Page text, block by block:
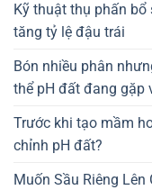
Kỹ thuật thụ phấn
tăng tỷ lệ đậu trái
Bón nhiều phân
thể pH đất đang gặp
Trước khi tạo mầm
chỉnh pH đất?
Muốn Sầu Riêng